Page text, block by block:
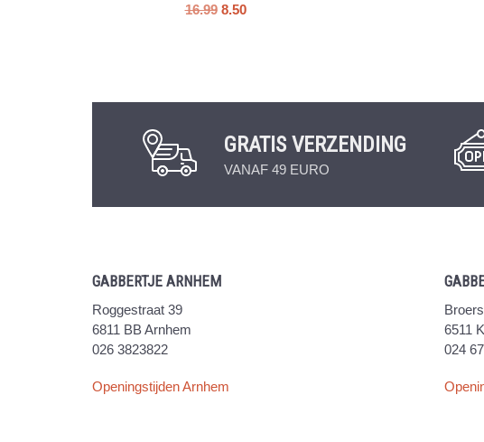
16.99 8.50
GRATIS VERZENDING
VANAF 49 EURO
GABBERTJE ARNHEM
Roggestraat 39
6811 BB Arnhem
026 3823822
Openingstijden Arnhem
6511
024